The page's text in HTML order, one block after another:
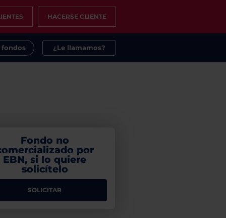
HACERSE CLIENTE
fondos ¿Le llamamos?
Fondo no
por
EBN, si lo quiere
solicítelo
SOLICITAR